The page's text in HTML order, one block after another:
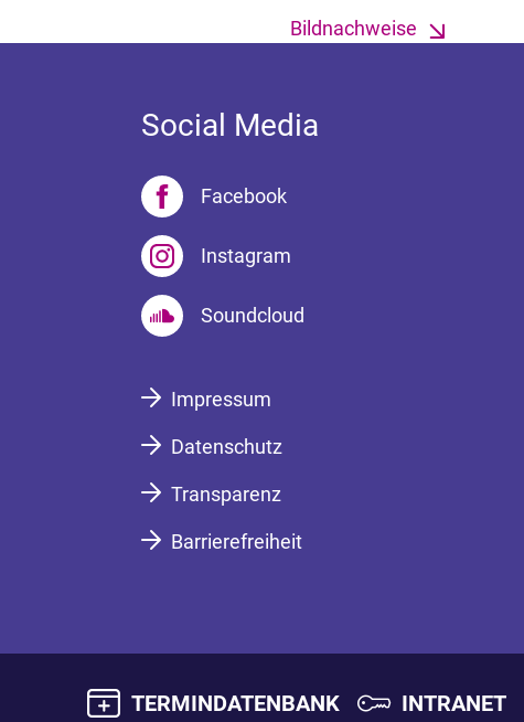
Bildnachweise
Social Media
Facebook
Instagram
Soundcloud
Impressum
Datenschutz
Transparenz
Barrierefreiheit
TERMINDATENBANK INTRANET